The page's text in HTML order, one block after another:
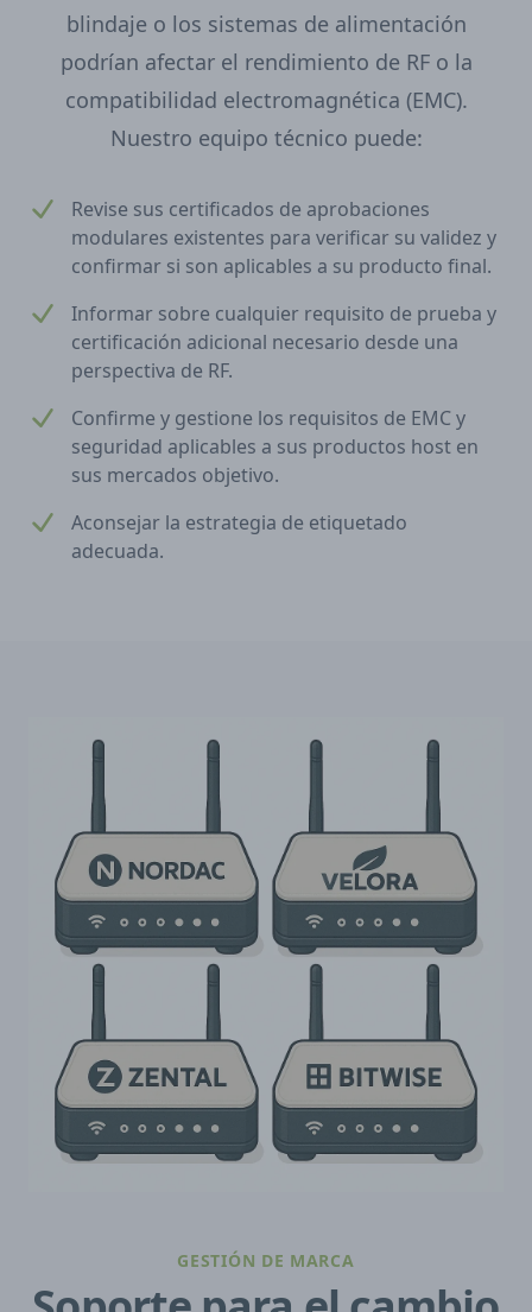
blindaje o los sistemas de alimentación
podrían afectar el rendimiento de RF o la
compatibilidad electromagnética (EMC).
Nuestro equipo técnico puede:
Revise sus certificados de aprobaciones
modulares existentes para verificar su validez y
confirmar si son aplicables a su producto final.
Informar sobre cualquier requisito de prueba y
certificación adicional necesario desde una
perspectiva de RF.
Confirme y gestione los requisitos de EMC y
seguridad aplicables a sus productos host en
sus mercados objetivo.
Aconsejar la estrategia de etiquetado
adecuada.
GESTIÓN DE MARCA